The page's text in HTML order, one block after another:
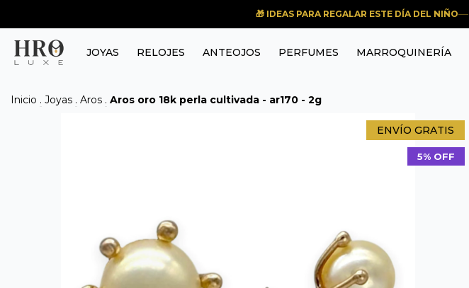
🎁 IDEAS PARA REGALAR ESTE DÍA DEL NIÑO
JOYAS RELOJES ANTEOJOS PERFUMES MARROQUINERÍA
Inicio . Joyas . Aros . Aros oro 18k perla cultivada - ar170 - 2g
ENVÍO GRATIS
5% OFF